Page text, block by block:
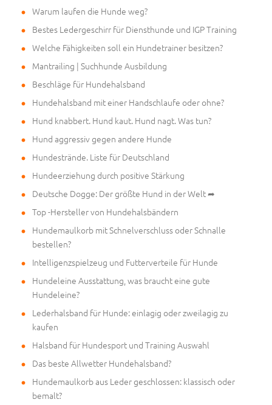
Warum laufen die Hunde weg?
Bestes Ledergeschirr für Diensthunde und IGP Training
Welche Fähigkeiten soll ein Hundetrainer besitzen?
Mantrailing | Suchhunde Ausbildung
Beschläge für Hundehalsband
Hundehalsband mit einer Handschlaufe oder ohne?
Hund knabbert. Hund kaut. Hund nagt. Was tun?
Hund aggressiv gegen andere Hunde
Hundestrände. Liste für Deutschland
Hundeerziehung durch positive Stärkung
Deutsche Dogge: Der größte Hund in der Welt ➦
Top -Hersteller von Hundehalsbändern
Hundemaulkorb mit Schnelverschluss oder Schnalle
bestellen?
Intelligenzspielzeug und Futterverteile für Hunde
Hundeleine Ausstattung, was braucht eine gute
Hundeleine?
Lederhalsband für Hunde: einlagig oder zweilagig zu
kaufen
Halsband für Hundesport und Training Auswahl
Das beste Allwetter Hundehalsband?
Hundemaulkorb aus Leder geschlossen: klassisch oder
bemalt?